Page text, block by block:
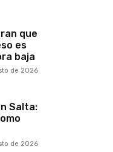
que
es
baja
de 2026
Salta:
de 2026